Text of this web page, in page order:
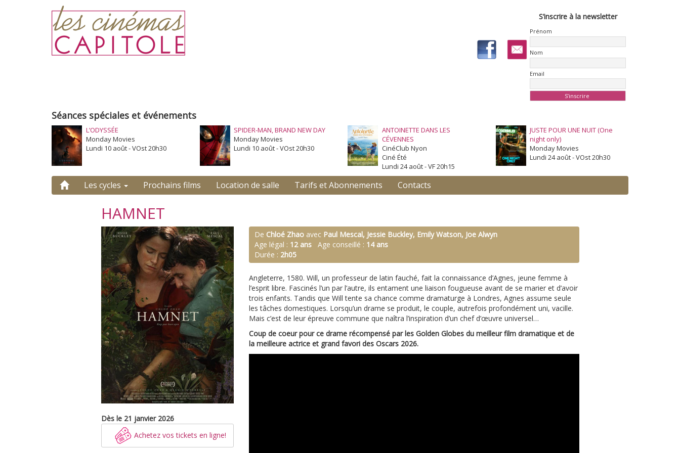
S’inscrire à la newsletter
Prénom
Nom
Email
Séances spéciales et événements
L’ODYSSÉE
Monday Movies
Lundi 10 août - VOst 20h30
SPIDER-MAN, BRAND NEW DAY
Monday Movies
Lundi 10 août - VOst 20h30
ANTOINETTE DANS LES
CÉVENNES
CinéClub Nyon
Ciné Été
Lundi 24 août - VF 20h15
JUSTE POUR UNE NUIT (One
night only)
Monday Movies
Lundi 24 août - VOst 20h30
Les cycles Prochains films Location de salle Tarifs et Abonnements Contacts
HAMNET
Dès le 21 janvier 2026
Achetez vos tickets en ligne!
De Chloé Zhao avec Paul Mescal, Jessie Buckley, Emily Watson, Joe Alwyn
Age légal : 12 ans Age conseillé : 14 ans
Durée : 2h05
Angleterre, 1580. Will, un professeur de latin fauché, fait la connaissance d’Agnes, jeune femme à
l’esprit libre. Fascinés l’un par l’autre, ils entament une liaison fougueuse avant de se marier et d’avoir
trois enfants. Tandis que Will tente sa chance comme dramaturge à Londres, Agnes assume seule
les tâches domestiques. Lorsqu’un drame se produit, le couple, autrefois profondément uni, vacille.
Mais c’est de leur épreuve commune que naîtra l’inspiration d’un chef d’œuvre universel…
Coup de coeur pour ce drame récompensé par les Golden Globes du meilleur film dramatique et de
la meilleure actrice et grand favori des Oscars 2026.